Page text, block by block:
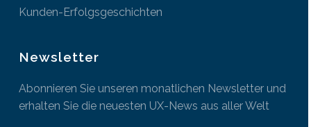
Kunden-Erfolgsgeschichten
Newsletter
Abonnieren Sie unseren monatlichen Newsletter und
erhalten Sie die neuesten UX-News aus aller Welt